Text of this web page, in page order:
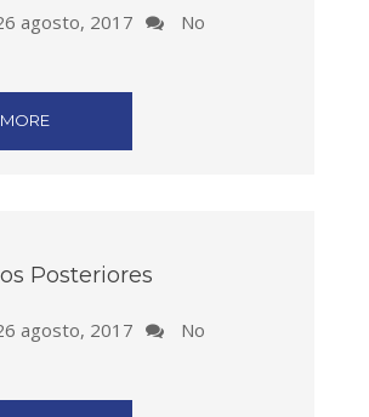
agosto, 2017
No
Posteriores
agosto, 2017
No